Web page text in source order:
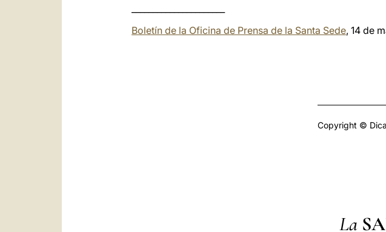
Boletín de la Oficina de Prensa de la Santa Sede, 14 de
Copyright ©
La